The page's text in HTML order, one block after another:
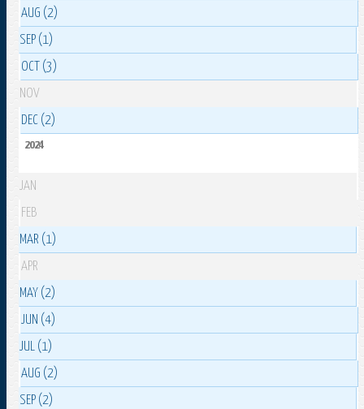
AUG (2)
SEP (1)
OCT (3)
NOV
DEC (2)
2024
JAN
FEB
MAR (1)
APR
MAY (2)
JUN (4)
JUL (1)
AUG (2)
SEP (2)